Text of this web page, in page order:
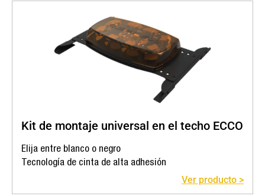
Kit de montaje universal en el techo ECCO
Elija entre blanco o negro
Tecnología de cinta de alta adhesión
Ver producto >